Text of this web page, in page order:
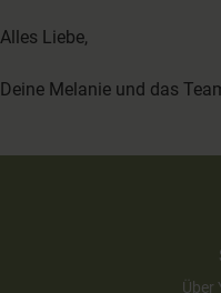
Alles Liebe,
Deine Melanie und das
Über